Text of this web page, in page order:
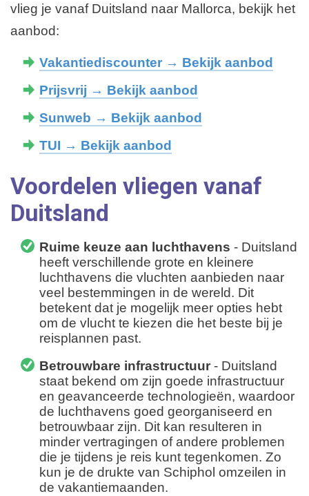
vlieg je vanaf Duitsland naar Mallorca, bekijk het
aanbod:
Vakantiediscounter → Bekijk aanbod
Prijsvrij → Bekijk aanbod
Sunweb → Bekijk aanbod
TUI → Bekijk aanbod
Voordelen vliegen vanaf
Duitsland
Ruime keuze aan luchthavens - Duitsland
heeft verschillende grote en kleinere
luchthavens die vluchten aanbieden naar
veel bestemmingen in de wereld. Dit
betekent dat je mogelijk meer opties hebt
om de vlucht te kiezen die het beste bij je
reisplannen past.
Betrouwbare infrastructuur - Duitsland
staat bekend om zijn goede infrastructuur
en geavanceerde technologieën, waardoor
de luchthavens goed georganiseerd en
betrouwbaar zijn. Dit kan resulteren in
minder vertragingen of andere problemen
die je tijdens je reis kunt tegenkomen. Zo
kun je de drukte van Schiphol omzeilen in
de vakantiemaanden.